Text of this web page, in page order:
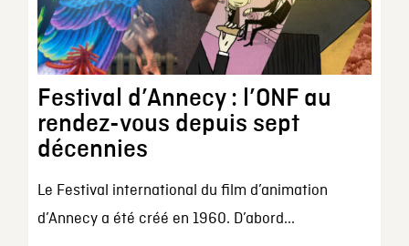
Festival d’Annecy : l’ONF au
rendez-vous depuis sept
décennies
Le Festival international du film d’animation
d’Annecy a été créé en 1960. D’abord...